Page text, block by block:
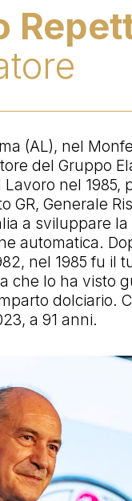
(AL), nel
del Gruppo
nel 1985,
GR, Generale
a sviluppare
automatica.
nel 1985 fu il
che lo ha visto
dolciario.
a 91 anni.